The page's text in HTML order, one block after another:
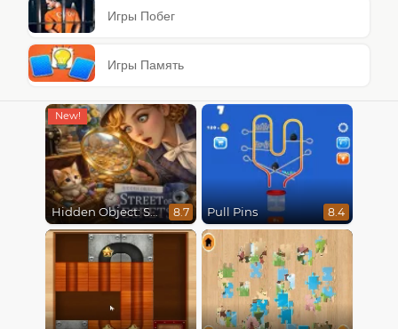
Игры Побег
Игры Память
Hidden Object: Street Of Secrets 8.7 Pull Pins 8.4